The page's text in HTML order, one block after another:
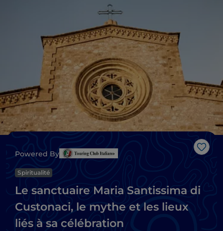
Powered By
Spiritualité
Le sanctuaire Maria Santissima di
Custonaci, le mythe et les lieux
liés à sa célébration